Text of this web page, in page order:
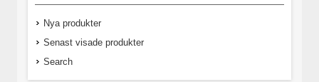
Nya produkter
Senast visade produkter
Search